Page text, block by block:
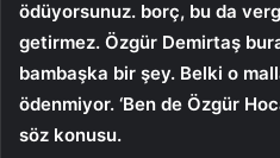
ödüyorsunuz. borç, bu da
getirmez. Özgür Demirtaş
bambaşka bir şey. Belki o
ödenmiyor. ‘Ben de Özgür
söz konusu.